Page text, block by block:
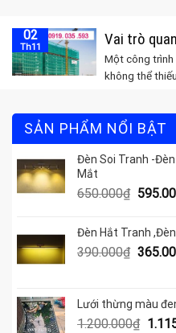
SẢN PHẨM NỔI BẬT
Đèn Soi Tranh -
Mắt
650.000₫ Giá
là:
Đèn Hắt Tranh
390.000₫ Giá
Lưới thừng màu
1.200.000₫ Giá
Vai trò
Một công trình
không thể thiếu
02
Th11